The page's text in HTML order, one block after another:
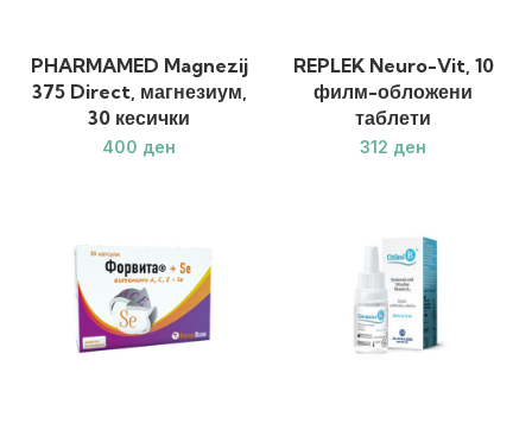
PHARMAMED Magnezij
375 Direct, магнезиум,
30 кесички
ден
REPLEK Neuro-Vit, 10
филм-обложени
таблети
ден